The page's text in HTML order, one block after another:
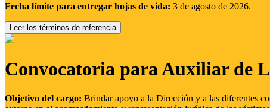
Fecha límite para entregar hojas de vida: 3 de agosto de 2026.
Leer los términos de referencia
Convocatoria para Auxiliar de
Objetivo del cargo: Brindar apoyo a la Dirección y a las diferentes